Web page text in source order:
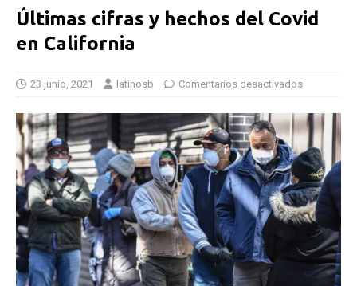
Últimas cifras y hechos del Covid
en California
23 junio, 2021 latinosb Comentarios desactivados